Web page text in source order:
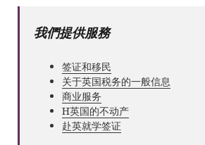
我們提供服務
签证和移民
关于英国税务的一般信息
商业服务
Н英国的不动产
赴英就学签证